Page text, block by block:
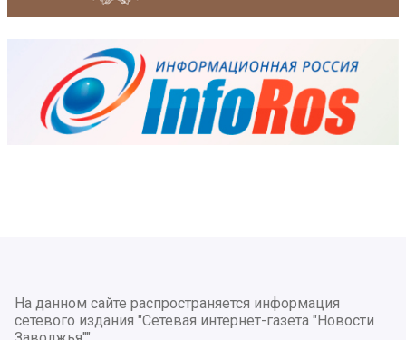
На данном сайте распространяется информация
сетевого издания "Сетевая интернет-газета "Новости